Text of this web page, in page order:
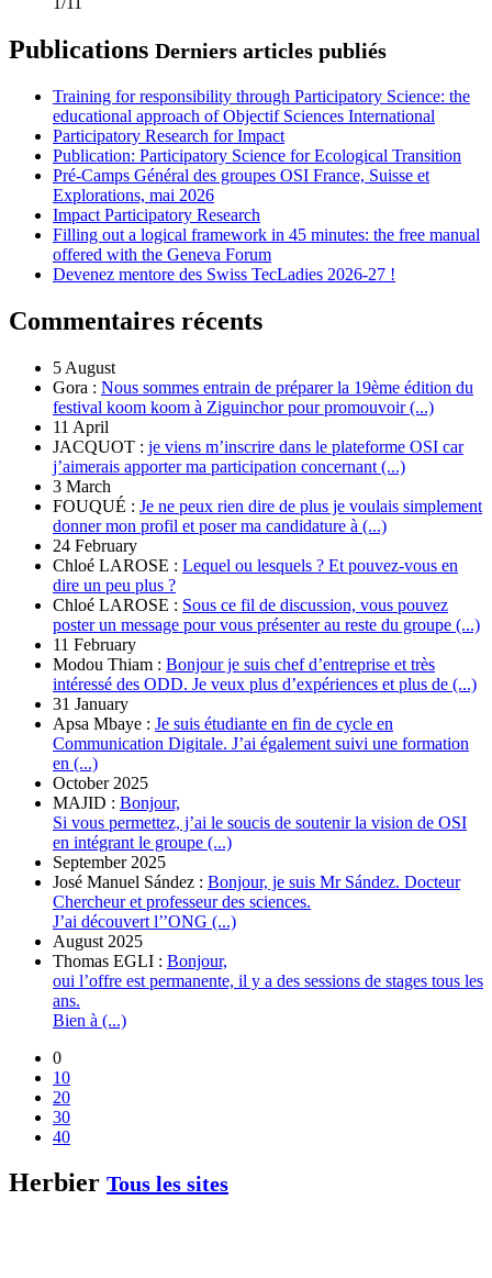
Publications Derniers articles publiés
Training for responsibility through Participatory Science: the
educational approach of Objectif Sciences International
Participatory Research for Impact
Publication: Participatory Science for Ecological Transition
Pré-Camps Général des groupes OSI France, Suisse et
Explorations, mai 2026
Impact Participatory Research
Filling out a logical framework in 45 minutes: the free manual
offered with the Geneva Forum
Devenez mentore des Swiss TecLadies 2026-27 !
Commentaires récents
5 August
Gora : Nous sommes entrain de préparer la 19ème édition du
festival koom koom à Ziguinchor pour promouvoir (...)
11 April
JACQUOT : je viens m’inscrire dans le plateforme OSI car
j’aimerais apporter ma participation concernant (...)
3 March
FOUQUÉ : Je ne peux rien dire de plus je voulais simplement
donner mon profil et poser ma candidature à (...)
24 February
Chloé LAROSE : Lequel ou lesquels ? Et pouvez-vous en
dire un peu plus ?
Chloé LAROSE : Sous ce fil de discussion, vous pouvez
poster un message pour vous présenter au reste du groupe (...)
11 February
Modou Thiam : Bonjour je suis chef d’entreprise et très
intéressé des ODD. Je veux plus d’expériences et plus de (...)
31 January
Apsa Mbaye : Je suis étudiante en fin de cycle en
Communication Digitale. J’ai également suivi une formation
en (...)
October 2025
MAJID : Bonjour,
Si vous permettez, j’ai le soucis de soutenir la vision de OSI
en intégrant le groupe (...)
September 2025
José Manuel Sández : Bonjour, je suis Mr Sández. Docteur
Chercheur et professeur des sciences.
J’ai découvert l’’ONG (...)
August 2025
Thomas EGLI : Bonjour,
oui l’offre est permanente, il y a des sessions de stages tous les
ans.
Bien à (...)
0
10
20
30
40
Herbier Tous les sites